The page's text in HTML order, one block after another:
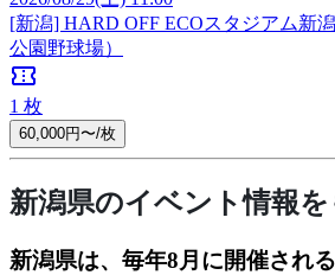
[新潟] HARD OFF ECOスタジアム新
公園野球場）
confirmation_number
1 枚
60,000円〜/枚
新潟県のイベント情報
新潟県は、毎年8月に開催される